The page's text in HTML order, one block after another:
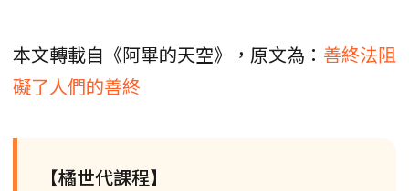
本文轉載自《阿畢的天空》，原文為： 善終法阻
礙了人們的善終
【橘世代課程】